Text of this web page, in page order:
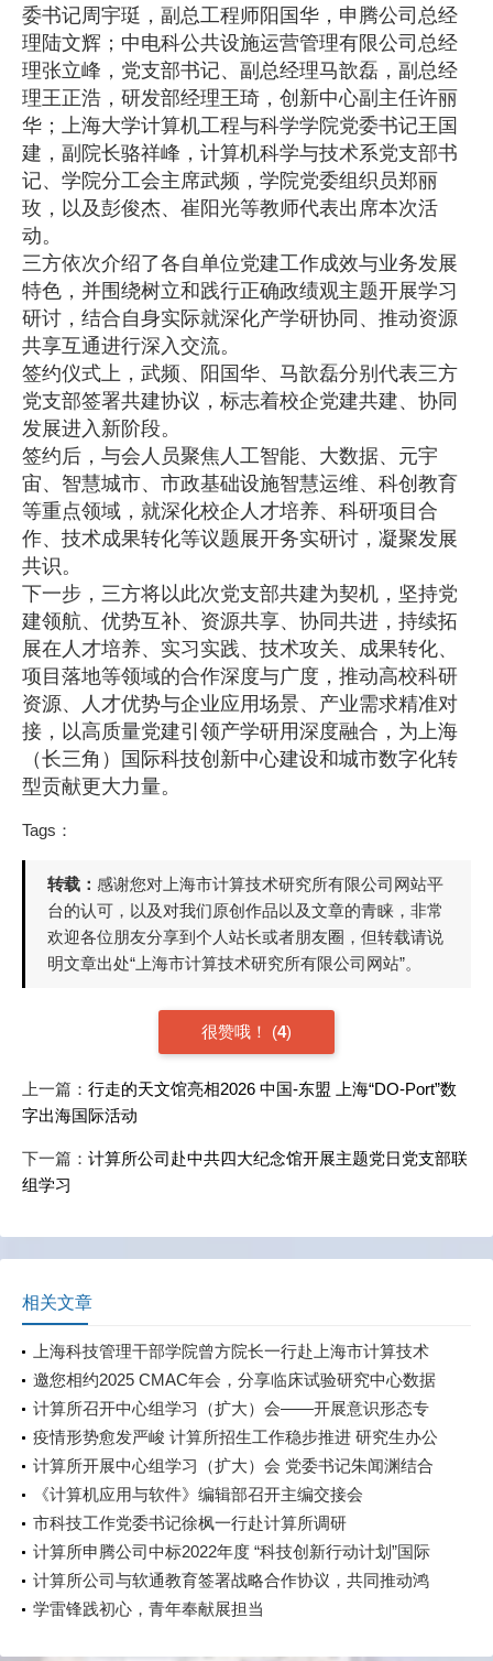
委书记周宇珽，副总工程师阳国华，申腾公司总经
理陆文辉；中电科公共设施运营管理有限公司总经
理张立峰，党支部书记、副总经理马歆磊，副总经
理王正浩，研发部经理王琦，创新中心副主任许丽
华；上海大学计算机工程与科学学院党委书记王国
建，副院长骆祥峰，计算机科学与技术系党支部书
记、学院分工会主席武频，学院党委组织员郑丽
玫，以及彭俊杰、崔阳光等教师代表出席本次活
动。
三方依次介绍了各自单位党建工作成效与业务发展
特色，并围绕树立和践行正确政绩观主题开展学习
研讨，结合自身实际就深化产学研协同、推动资源
共享互通进行深入交流。
签约仪式上，武频、阳国华、马歆磊分别代表三方
党支部签署共建协议，标志着校企党建共建、协同
发展进入新阶段。
签约后，与会人员聚焦人工智能、大数据、元宇
宙、智慧城市、市政基础设施智慧运维、科创教育
等重点领域，就深化校企人才培养、科研项目合
作、技术成果转化等议题展开务实研讨，凝聚发展
共识。
下一步，三方将以此次党支部共建为契机，坚持党
建领航、优势互补、资源共享、协同共进，持续拓
展在人才培养、实习实践、技术攻关、成果转化、
项目落地等领域的合作深度与广度，推动高校科研
资源、人才优势与企业应用场景、产业需求精准对
接，以高质量党建引领产学研用深度融合，为上海
（长三角）国际科技创新中心建设和城市数字化转
型贡献更大力量。
Tags：
转载： 感谢您对上海市计算技术研究所有限公司网站平
台的认可，以及对我们原创作品以及文章的青睐，非常
欢迎各位朋友分享到个人站长或者朋友圈，但转载请说
明文章出处“上海市计算技术研究所有限公司网站”。
很赞哦！ (4)
上一篇： 行走的天文馆亮相2026 中国-东盟 上海“DO-Port”数
字出海国际活动
下一篇： 计算所公司赴中共四大纪念馆开展主题党日党支部联
组学习
相关文章
上海科技管理干部学院曾方院长一行赴上海市计算技术
研究所有限公司开展调研
邀您相约2025 CMAC年会，分享临床试验研究中心数据
直采经验与探索
计算所召开中心组学习（扩大）会——开展意识形态专
题教育、党风廉政专题教育
疫情形势愈发严峻 计算所招生工作稳步推进 研究生办公
室疫情期间确保2022级研究生一志愿复试
计算所开展中心组学习（扩大）会 党委书记朱闻渊结合
《习近平谈治国理政》第四卷上党课 学习交流《总体国
家安全观学习纲要》、《习近平生态文明思想学习纲
要》
《计算机应用与软件》编辑部召开主编交接会
市科技工作党委书记徐枫一行赴计算所调研
计算所申腾公司中标2022年度 “科技创新行动计划”国际
科技合作项目
计算所公司与软通教育签署战略合作协议，共同推动鸿
蒙应用发展
学雷锋践初心，青年奉献展担当